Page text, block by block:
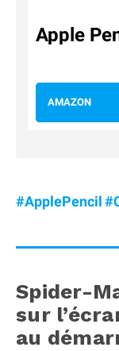
Apple
AMAZON
#ApplePencil
Spider-
sur
au